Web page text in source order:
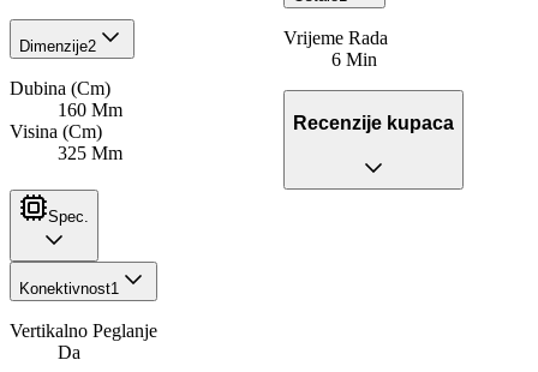
Dimenzije2
Dubina (Cm)
160 Mm
Visina (Cm)
325 Mm
Vrijeme Rada
6 Min
Recenzije kupaca
Spec.
Konektivnost1
Vertikalno Peglanje
Da